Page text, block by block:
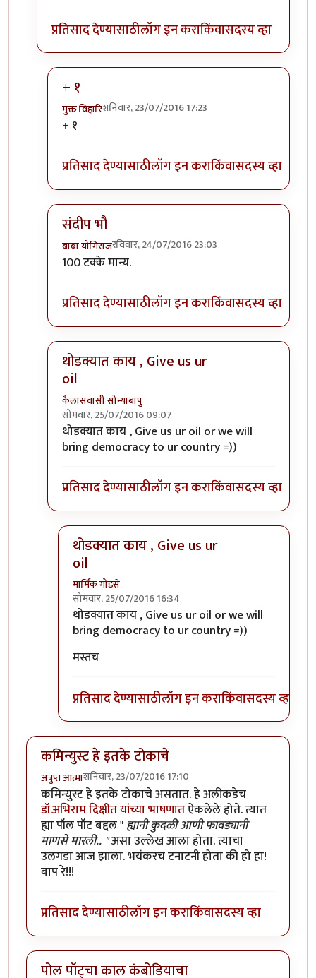
प्रतिसाद देण्यासाठीलॉग इन कराकिंवासदस्य व्हा
+ १
मुक्त विहारिशनिवार, 23/07/2016 17:23
In reply to
+ १
प्रतिसाद देण्यासाठीलॉग इन कराकिंवासदस्य व्हा
संदीप भौ
बाबा योगिराजरविवार, 24/07/2016 23:03
In reply toAmerica 'helps' only when she
100 टक्के मान्य.
प्रतिसाद देण्यासाठीलॉग इन कराकिंवासदस्य व्हा
थोडक्यात काय , Give us ur
oil
कैलासवासी सोन्याबापु
सोमवार, 25/07/2016 09:07
In reply toAmerica 'helps' only when she
थोडक्यात काय , Give us ur oil or we will
bring democracy to ur country =))
प्रतिसाद देण्यासाठीलॉग इन कराकिंवासदस्य व्हा
थोडक्यात काय , Give us ur
oil
मार्मिक गोडसे
सोमवार, 25/07/2016 16:34
In reply toथोडक्यात काय , Give us ur oil
थोडक्यात काय , Give us ur oil or we will
bring democracy to ur country =))
मस्तच
प्रतिसाद देण्यासाठीलॉग इन कराकिंवासदस्य व्हा
कमिन्युस्ट हे इतके टोकाचे
अत्रुप्त आत्माशनिवार, 23/07/2016 17:10
कमिन्युस्ट हे इतके टोकाचे असतात. हे अलीकडेच
डॉ.अभिराम दिक्षीत यांच्या भाषणातऐकलेले होते. त्यात
ह्या पॉल पॉट बद्दल "ह्यानी कुदळी आणी फावड्यानी
माणसे मारली.. "असा उल्लेख आला होता. त्याचा
उलगडा आज झाला. भयंकरच टनाटनी होता की हो हा!
बाप रे!!!
प्रतिसाद देण्यासाठीलॉग इन कराकिंवासदस्य व्हा
पोल पॉट्चा काल कंबोडियाचा